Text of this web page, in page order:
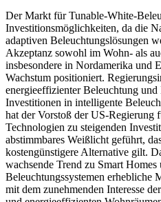
Der Markt für Tunable-White-
Investitionsmöglichkeiten, da die
adaptiven Beleuchtungslösungen
Akzeptanz sowohl im Wohn- als
insbesondere in Nordamerika und
Wachstum positioniert.
energieeffizienter Beleuchtung
Investitionen in intelligente
hat der Vorstoß der US-Regierung
Technologien zu steigenden
abstimmbares Weißlicht geführt,
kostengünstigere Alternative gilt.
wachsende Trend zu Smart Homes
Beleuchtungssystemen erhebliche
mit dem zunehmenden Interesse